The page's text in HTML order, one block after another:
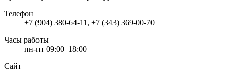
Телефон
+7 (904) 380-64-11, +7 (343) 369-00-70
Часы работы
пн-пт 09:00–18:00
Сайт